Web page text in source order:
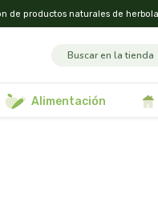
de productos naturales de
alimentación